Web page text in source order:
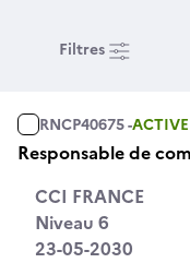
Filtres
RNCP40675 -ACTIVE
Responsable de
CCI FRANCE
Niveau 6
23-05-2030